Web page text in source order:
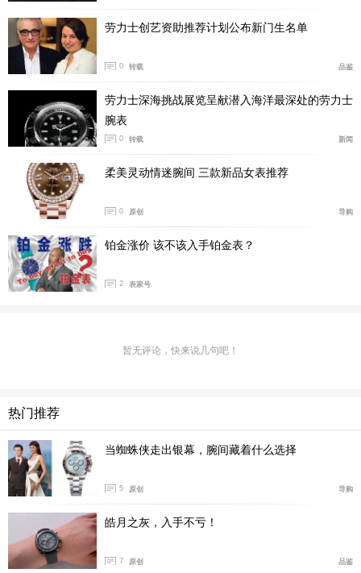
潜水员手表架传送门：
反观后来，尽管我日常经手的腕表种类更多，参与创作的
腕表内容也逐渐涉足收藏趋势，但劳力士这款代表作，仍
然在我心中占据着最重要的位置。
劳力士创艺资助推荐计划公布新门生名单
0 转载 品鉴
劳力士深海挑战展览呈献潜入海洋最深处的劳力士
腕表
0 转载 新闻
柔美灵动情迷腕间 三款新品女表推荐
0 原创 导购
铂金涨价 该不该入手铂金表？
2 表家号
暂无评论，快来说几句吧！
热门推荐
当蜘蛛侠走出银幕，腕间藏着什么选择
5 原创 导购
皓月之灰，入手不亏！
7 原创 品鉴